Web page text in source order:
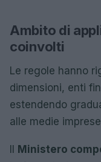
Ambito di
coinvolti
Le regole hanno
dimensioni, enti
estendendo
alle medie
Ministero